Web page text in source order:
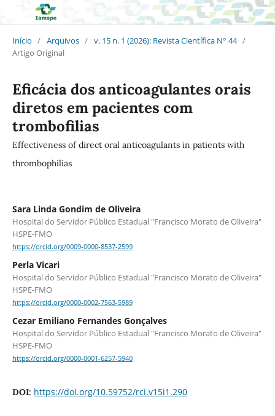
Início / Arquivos / v. 15 n. 1 (2026): Revista Científica N° 44 /
Artigo Original
Eficácia dos anticoagulantes orais
diretos em pacientes com
trombofilias
Effectiveness of direct oral anticoagulants in patients with
thrombophilias
Sara Linda Gondim de Oliveira
Hospital do Servidor Público Estadual "Francisco Morato de Oliveira"
HSPE-FMO
https://orcid.org/0009-0000-8537-2599
Perla Vicari
Hospital do Servidor Público Estadual "Francisco Morato de Oliveira"
HSPE-FMO
https://orcid.org/0000-0002-7563-5989
Cezar Emiliano Fernandes Gonçalves
Hospital do Servidor Público Estadual "Francisco Morato de Oliveira"
HSPE-FMO
https://orcid.org/0000-0001-6257-5940
DOI: https://doi.org/10.59752/rci.v15i1.290